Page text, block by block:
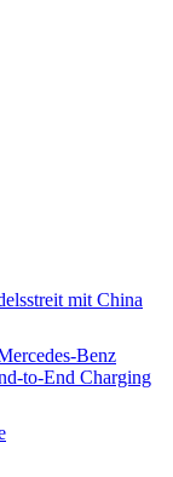
mit China
Benz
to-End Charging